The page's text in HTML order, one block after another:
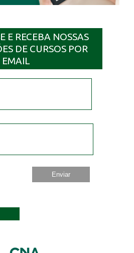
E RECEBA NOSSAS
DE CURSOS POR
EMAIL